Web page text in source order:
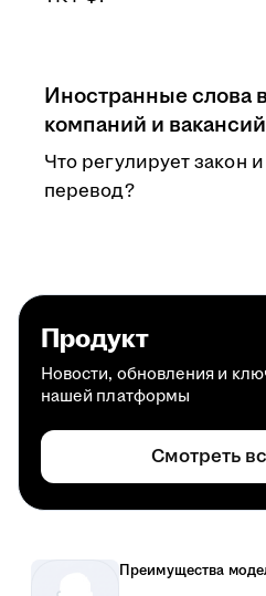
Иностранные слова
компаний и вакансий
Что регулирует закон
перевод?
Продукт
Новости, обновления и
нашей платформы
Смотреть
Преимущества